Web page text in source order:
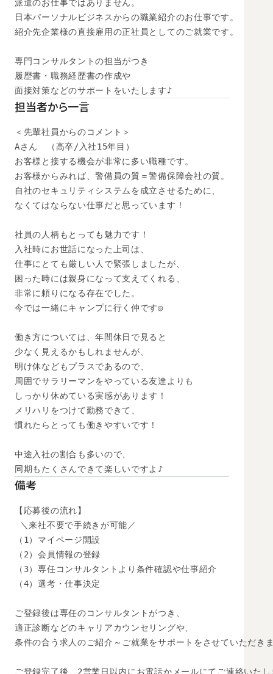
派遣のお仕事ではありません。
日本パーソナルビジネスからの職業紹介のお仕事です。
紹介先企業様の直接雇用の正社員としてのご就業です。
専門コンサルタントの担当がつき
履歴書・職務経歴書の作成や
面接対策などのサポートをいたします♪
担当者から一言
＜先輩社員からのコメント＞
Aさん　（高卒/入社15年目）
お客様と接する機会が非常に多い職種です。
お客様からみれば、警備員の質＝警備保障会社の質。
自社のセキュリティシステムを成立させるために、
なくてはならない仕事だと思っています！
社員の人柄もとっても魅力です！
入社時にお世話になった上司は、
仕事にとても厳しい人で緊張しましたが、
困った時には親身になって支えてくれる、
非常に頼りになる存在でした。
今では一緒にキャンプに行く仲です◎
働き方については、年間休日で見ると
少なく見えるかもしれませんが、
明け休などもプラスであるので、
周囲でサラリーマンをやっている友達よりも
しっかり休めている実感があります！
メリハリをつけて勤務できて、
慣れたらとっても働きやすいです！
中途入社の割合も多いので、
同期もたくさんできて楽しいですよ♪
備考
【応募後の流れ】
＼来社不要で手続きが可能／
（1）マイページ開設
（2）会員情報の登録
（3）専任コンサルタントより条件確認や仕事紹介
（4）選考・仕事決定
ご登録後は専任のコンサルタントがつき、
適正診断などのキャリアカウンセリングや、
条件の合う求人のご紹介～ご就業をサポートをさせていただき
ご登録完了後、2営業日以内にお電話かメールにてご連絡いたし